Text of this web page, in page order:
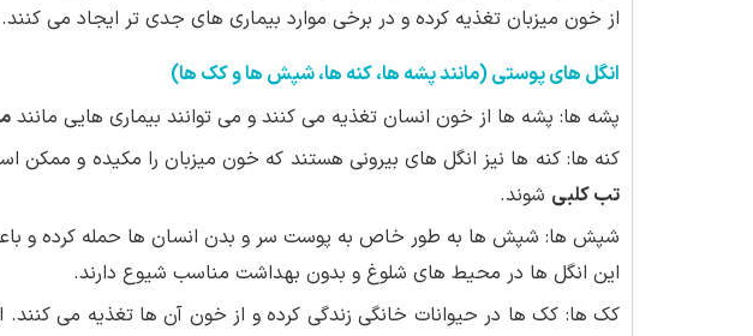
از خون میزبان تغذیه کرده و در برخی موارد بیماری های جدی تر ایجاد می کنند.
انگل های پوستی (مانند پشه ها، کنه ها، شپش ها و کک ها)
پشه ها: پشه ها از خون انسان تغذیه می کنند و می توانند بیماری هایی مانند
کنه ها: کنه ها نیز انگل های بیرونی هستند که خون میزبان را مکیده و ممکن
تب کلبی شوند.
شپش ها: شپش ها به طور خاص به پوست سر و بدن انسان ها حمله کرده و
این انگل ها در محیط های شلوغ و بدون بهداشت مناسب شیوع دارند.
کک ها: کک ها در حیوانات خانگی زندگی کرده و از خون آن ها تغذیه می کنند.